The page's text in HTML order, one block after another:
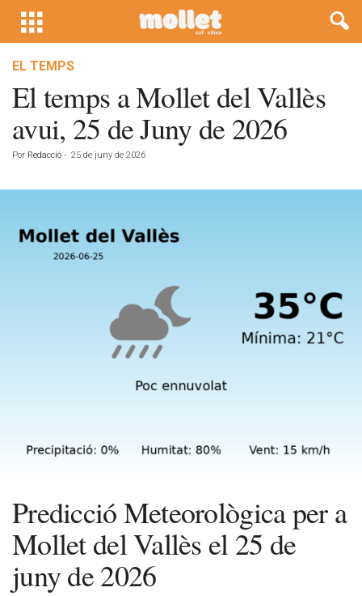
EL TEMPS
El temps a Mollet del Vallès
avui, 25 de Juny de 2026
Por Redacció - 25 de juny de 2026
Predicció Meteorològica per a
Mollet del Vallès el 25 de
juny de 2026